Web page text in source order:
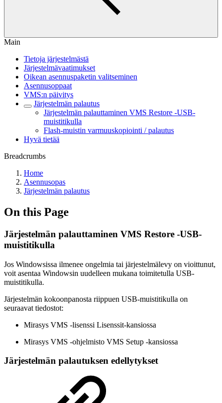
Main
Tietoja järjestelmästä
Järjestelmävaatimukset
Oikean asennuspaketin valitseminen
Asennusoppaat
VMS:n päivitys
Järjestelmän palautus
Järjestelmän palauttaminen VMS Restore -USB-
muistitikulla
Flash-muistin varmuuskopiointi / palautus
Hyvä tietää
Breadcrumbs
Home
Asennusopas
Järjestelmän palautus
On this Page
Järjestelmän palauttaminen VMS Restore -USB-
muistitikulla
Jos Windowsissa ilmenee ongelmia tai järjestelmälevy on vioittunut,
voit asentaa Windowsin uudelleen mukana toimitetulla USB-
muistitikulla.
Järjestelmän kokoonpanosta riippuen USB-muistitikulla on
seuraavat tiedostot:
Mirasys VMS -lisenssi Lisenssit-kansiossa
Mirasys VMS -ohjelmisto VMS Setup -kansiossa
Järjestelmän palautuksen edellytykset